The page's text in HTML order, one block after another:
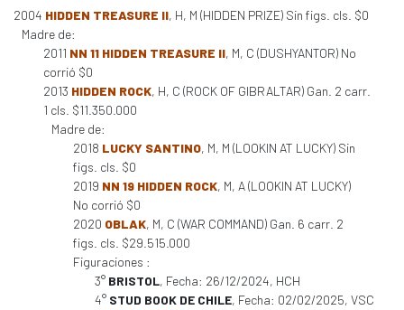
2004 HIDDEN TREASURE II, H, M (HIDDEN PRIZE) Sin figs. cls. $0
Madre de:
2011 NN 11 HIDDEN TREASURE II, M, C (DUSHYANTOR) No
corrió $0
2013 HIDDEN ROCK, H, C (ROCK OF GIBRALTAR) Gan. 2 carr.
1 cls. $11.350.000
Madre de:
2018 LUCKY SANTINO, M, M (LOOKIN AT LUCKY) Sin
figs. cls. $0
2019 NN 19 HIDDEN ROCK, M, A (LOOKIN AT LUCKY)
No corrió $0
2020 OBLAK, M, C (WAR COMMAND) Gan. 6 carr. 2
figs. cls. $29.515.000
Figuraciones :
3° BRISTOL, Fecha: 26/12/2024, HCH
4° STUD BOOK DE CHILE, Fecha: 02/02/2025, VSC